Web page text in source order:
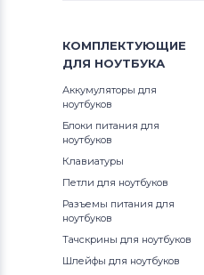
КОМПЛЕКТУЮЩИЕ
ДЛЯ НОУТБУКА
Аккумуляторы для
ноутбуков
Блоки питания для
ноутбуков
Клавиатуры
Петли для ноутбуков
Разъемы питания для
ноутбуков
Тачскрины для ноутбуков
Шлейфы для ноутбуков